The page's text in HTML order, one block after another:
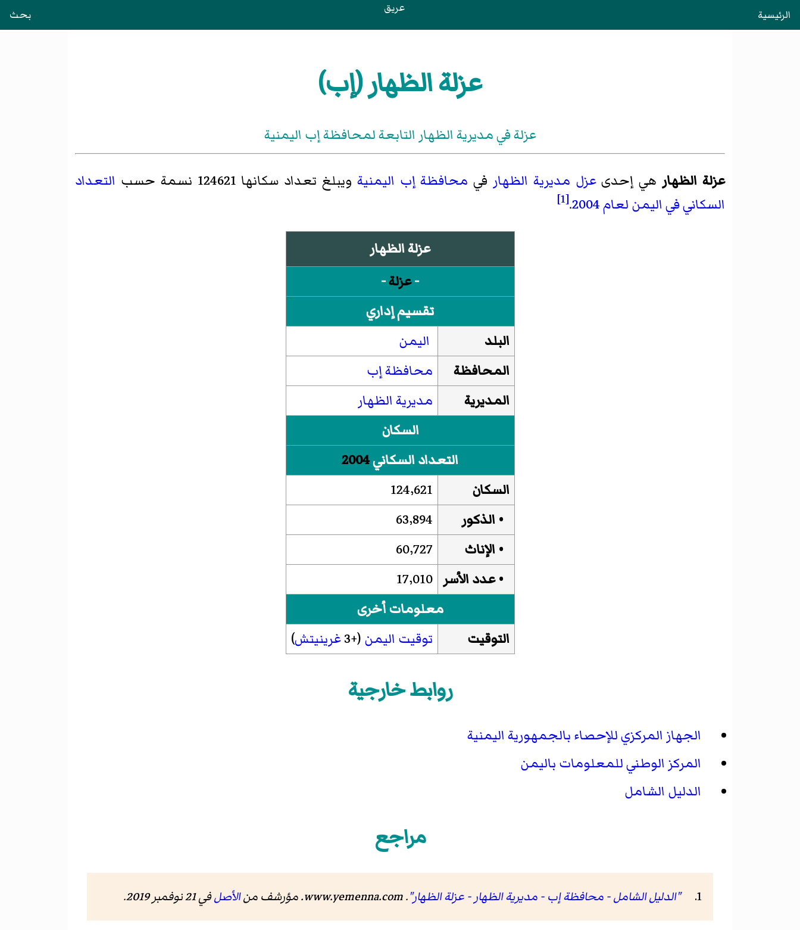
الرئيسية عريق بحث
عزلة الظهار (إب)
عزلة في مديرية الظهار التابعة لمحافظة إب اليمنية
عزلة الظهار هي إحدىعزل مديرية الظهار في محافظة إب اليمنية ويبلغ تعداد سكانها 124621 نسمة حسب
التعداد
السكاني في اليمن لعام 2004
.
[1]
عزلة الظهار
-عزلة-
تقسيم إداري
البلد
اليمن
المحافظة
محافظة إب
المديرية
مديرية الظهار
السكان
التعداد السكاني2004
السكان
124٬621
• الذكور
63٬894
• الإناث
60٬727
• عدد الأسر 17٬010
معلومات أخرى
التوقيت
توقيت اليمن (+3 غرينيتش)
روابط خارجية
الجهاز المركزي للإحصاء بالجمهورية اليمنية
المركز الوطني للمعلومات باليمن
الدليل الشامل
مراجع
"الدليل الشامل - محافظة إب - مديرية الظهار - عزلة الظهار".
www.yemenna.com. مؤرشف منالأصلفي 21 نوفمبر 2019 .